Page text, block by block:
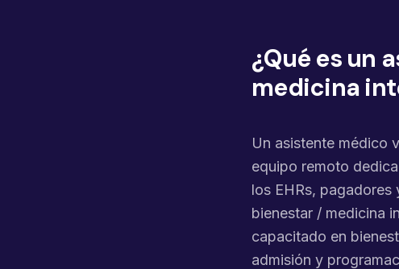
¿Qué es un
medicina
Un asistente médico
equipo remoto
los EHRs,
bienestar / medicina
capacitado en
admisión y